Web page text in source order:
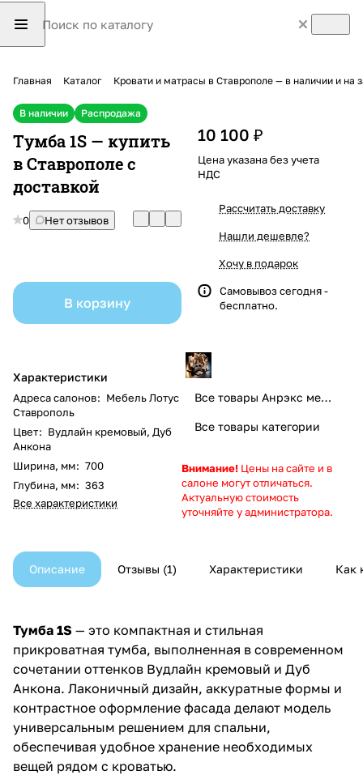
Главная Каталог Кровати и матрасы в Ставрополе — в наличии и на
В наличии Распродажа
Тумба 1S — купить
в Ставрополе с
доставкой
0 Нет отзывов
В корзину
Характеристики
Адреса салонов: Мебель Лотус
Ставрополь
Цвет: Вудлайн кремовый, Дуб
Анкона
Ширина, мм: 700
Глубина, мм: 363
Все характеристики
10 100 ₽
Цена указана без учета
НДС
Рассчитать доставку
Нашли дешевле?
Хочу в подарок
Самовывоз сегодня -
бесплатно.
Все товары Анрэкс мебель
Все товары категории
Внимание! Цены на сайте и в
салоне могут отличаться.
Актуальную стоимость
уточняйте у администратора.
Описание Отзывы 1 Характеристики Как
Тумба 1S — это компактная и стильная
прикроватная тумба, выполненная в современном
сочетании оттенков Вудлайн кремовый и Дуб
Анкона. Лаконичный дизайн, аккуратные формы и
контрастное оформление фасада делают модель
универсальным решением для спальни,
обеспечивая удобное хранение необходимых
вещей рядом с кроватью.